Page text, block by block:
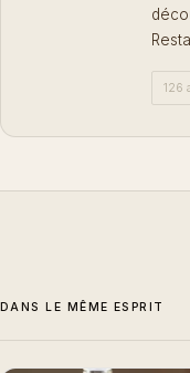
126
DANS LE MÊME ESPRIT